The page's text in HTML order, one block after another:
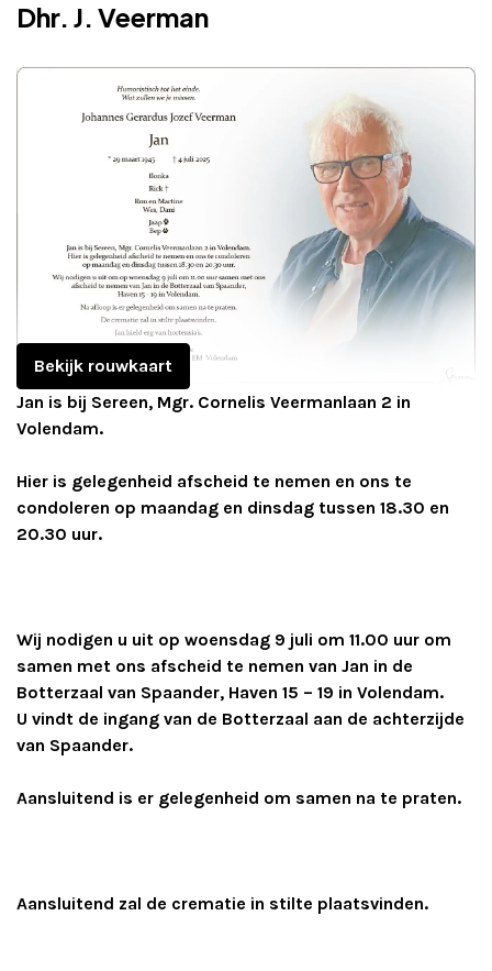
Adverteren
Adreswijziging
Dhr. J. Veerman
Bekijk rouwkaart
Jan is bij Sereen, Mgr. Cornelis Veermanlaan 2 in
Volendam.
Hier is gelegenheid afscheid te nemen en ons te
condoleren op maandag en dinsdag tussen 18.30 en
20.30 uur.
Wij nodigen u uit op woensdag 9 juli om 11.00 uur om
samen met ons afscheid te nemen van Jan in de
Botterzaal van Spaander, Haven 15 – 19 in Volendam.
U vindt de ingang van de Botterzaal aan de achterzijde
van Spaander.
Aansluitend is er gelegenheid om samen na te praten.
Aansluitend zal de crematie in stilte plaatsvinden.